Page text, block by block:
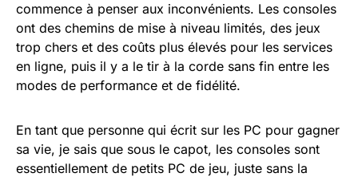
commence à penser aux inconvénients. Les consoles
ont des chemins de mise à niveau limités, des jeux
trop chers et des coûts plus élevés pour les services
en ligne, puis il y a le tir à la corde sans fin entre les
modes de performance et de fidélité.
En tant que personne qui écrit sur les PC pour gagner
sa vie, je sais que sous le capot, les consoles sont
essentiellement de petits PC de jeu, juste sans la